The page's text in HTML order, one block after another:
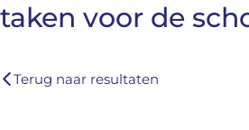
taken voor de
Terug naar resultaten